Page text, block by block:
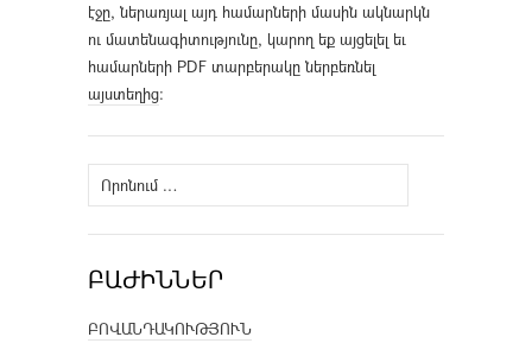
էջը, ներառյալ այդ համարների մասին ակնարկն
ու մատենագիտությունը, կարող եք այցելել եւ
համարների PDF տարբերակը ներբեռնել
այստեղից։
Որոնել՝
ԲԱԺԻՆՆԵՐ
ԲՈՎԱՆԴԱԿՈՒԹՅՈՒՆ